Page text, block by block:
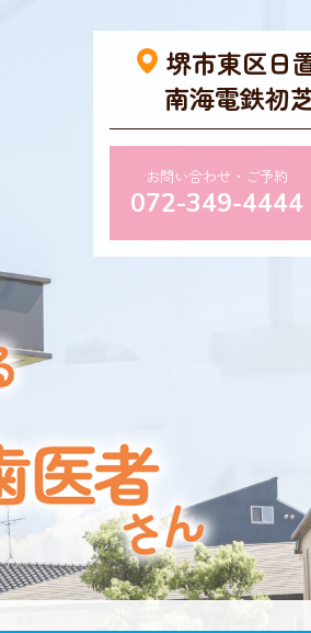
堺市東区日
南海電鉄初
お問い合わせ・ご予約
072-349-4444